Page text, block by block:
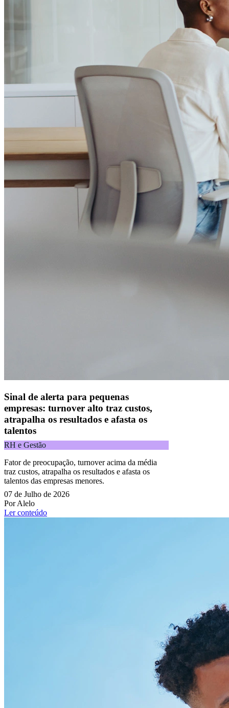
Sinal de alerta para pequenas
empresas: turnover alto traz custos,
atrapalha os resultados e afasta os
talentos
RH e Gestão
Fator de preocupação, turnover acima da média
traz custos, atrapalha os resultados e afasta os
talentos das empresas menores.
07 de Julho de 2026
Por Alelo
Ler conteúdo
Institucional
Código Corporativo de Conduta Ética
Compromisso com o Meio Ambiente
Educação Financeira
Governança Corporativa
Política de Prevenção à Lavagem de Dinheiro
Política de Privacidade
Política de Segurança da Informação
Relatório de Transparência Salarial
Regulamento do Arranjo PAT
Soluções
Alelo Tudo Alelo Pod Gestão de VT
Soluções de Pagamentos
CNPJ 04.740.876/0001-25 | Alameda Xingu, 512, 3º, 4º e 16º (parte)